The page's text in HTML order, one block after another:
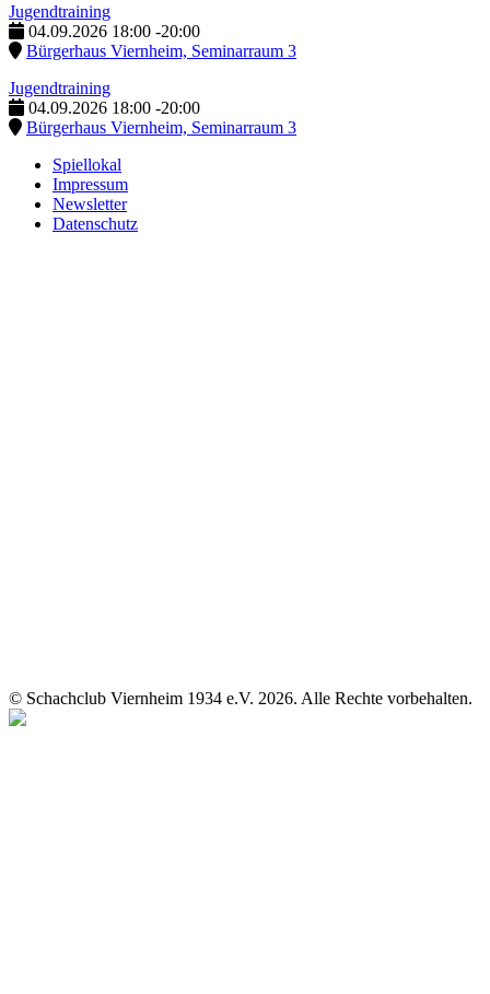
Jugendtraining
04.09.2026 18:00 -20:00
Bürgerhaus Viernheim, Seminarraum 3
Jugendtraining
04.09.2026 18:00 -20:00
Bürgerhaus Viernheim, Seminarraum 3
Spiellokal
Impressum
Newsletter
Datenschutz
© Schachclub Viernheim 1934 e.V. 2026. Alle Rechte vorbehalten.